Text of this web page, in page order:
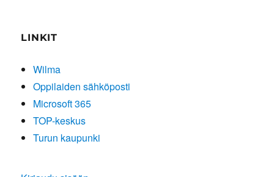
LINKIT
Wilma
Oppilaiden sähköposti
Microsoft 365
TOP-keskus
Turun kaupunki